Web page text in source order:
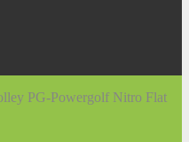
PG-Powergolf Nitro Flat